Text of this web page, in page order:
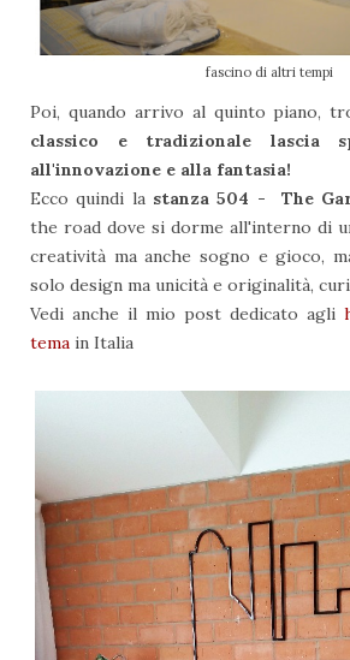
fascino di altri tempi
Poi, quando arrivo al quinto piano,
classico e tradizionale lascia
all'innovazione e alla fantasia!
Ecco quindi la stanza 504 - The
the road dove si dorme all'interno di
creatività ma anche sogno e gioco,
solo design ma unicità e originalità,
Vedi anche il mio post dedicato agli
tema in Italia